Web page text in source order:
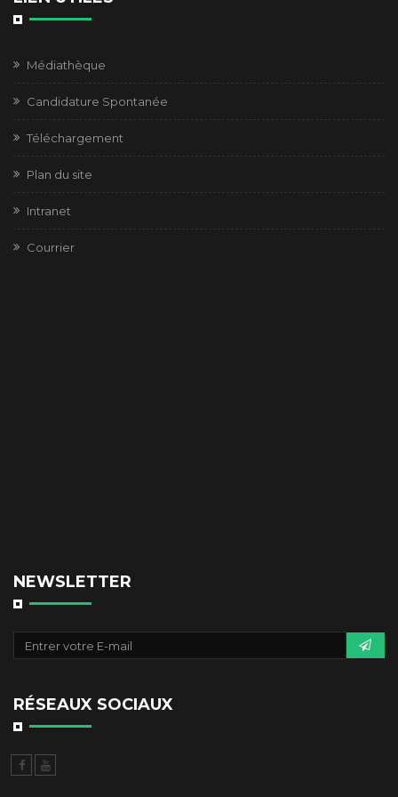
Médiathèque
Candidature Spontanée
Téléchargement
Plan du site
Intranet
Courrier
NEWSLETTER
RÉSEAUX SOCIAUX